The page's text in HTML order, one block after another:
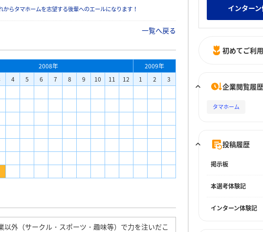
らタマホームを志望する後輩へのエールになります！
一覧へ戻る
2008年
2009年
4 5 6 7 8 9 10 11 12 1 2
3
以外（サークル・スポーツ・趣味等）で力を注いだこ
インター
初めてご利
企業閲覧履歴
タマホーム
投稿履歴
掲示板
本選考体験記
インターン体験記